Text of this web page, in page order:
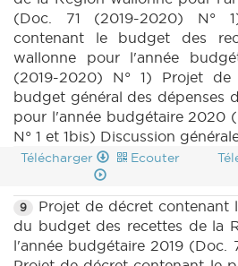
(Doc. 71 (2019-2020) N°
contenant le budget des
wallonne pour l'année
(2019-2020) N° 1) Projet
budget général des dépenses
pour l'année budgétaire 2020
N° 1 et 1bis) Discussion
Télécharger Ecouter
9
Projet de décret contenant
du budget des recettes de la
l'année budgétaire 2019 (Doc.